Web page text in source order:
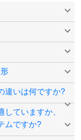
違いは何ですか?
ていますか、
ムですか?